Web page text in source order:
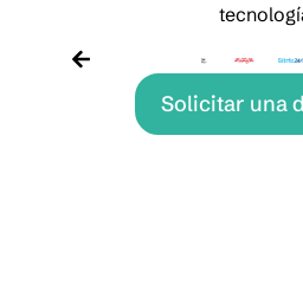
Solicitar una